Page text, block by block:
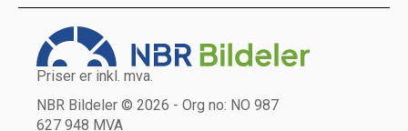
Priser er inkl. mva.
NBR Bildeler © 2026 - Org no: NO 987
627 948 MVA